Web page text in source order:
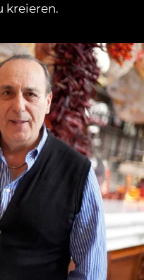
kreieren.